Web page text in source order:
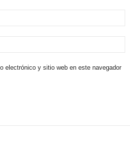
electrónico y sitio web en este navegador